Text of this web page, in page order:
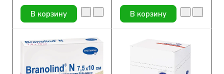
В корзину В корзину